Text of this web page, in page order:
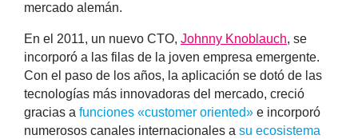
mercado alemán.
En el 2011, un nuevo CTO, Johnny Knoblauch, se
incorporó a las filas de la joven empresa emergente.
Con el paso de los años, la aplicación se dotó de las
tecnologías más innovadoras del mercado, creció
gracias a funciones «customer oriented» e incorporó
numerosos canales internacionales a su ecosistema